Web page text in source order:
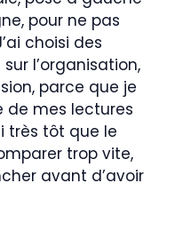
pour ne pas
choisi des
l’organisation,
parce que je
de mes lectures
très tôt que le
trop vite,
avant d’avoir